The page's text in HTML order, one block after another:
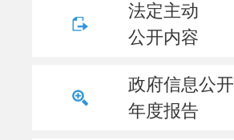
法定主动
公开内容
政府信息公开
年度报告